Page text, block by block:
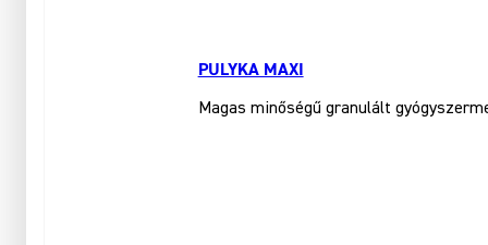
PULYKA MAXI
Magas minőségű granulált